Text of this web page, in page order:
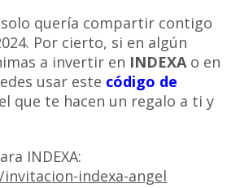
solo quería compartir contigo
Por cierto, si en algún
a invertir en INDEXAo en
usar este código de
que te hacen un regalo a ti y
INDEXA:
indexa-angel